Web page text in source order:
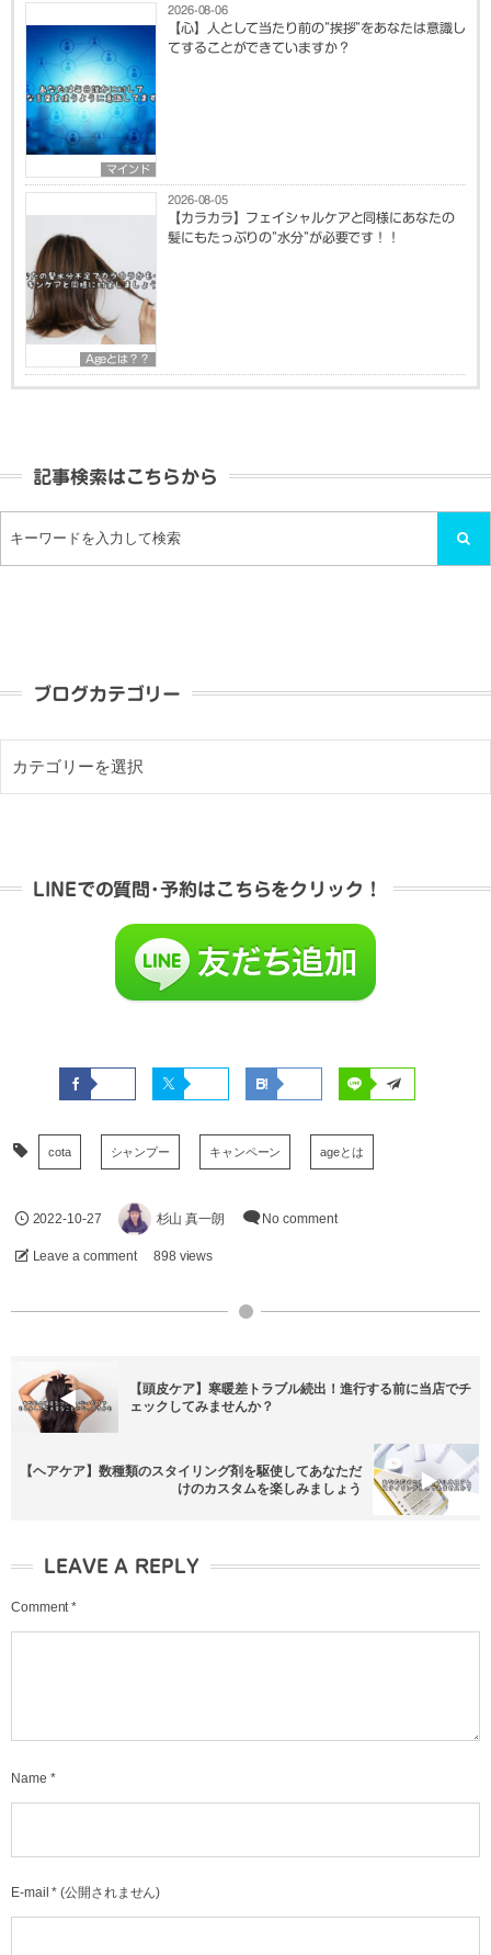
マインド
2026-08-06
【心】人として当たり前の”挨拶”をあなたは意識し
てすることができていますか？
Ageとは？？
2026-08-05
【カラカラ】フェイシャルケアと同様にあなたの
髪にもたっぷりの”水分”が必要です！！
記事検索はこちらから
ブログカテゴリー
LINEでの質問･予約はこちらをクリック！
cota シャンプー キャンペーン ageとは
2022-10-27 杉山 真一朗 No comment
Leave a comment 898 views
【頭皮ケア】寒暖差トラブル続出！進行する前に当店でチ
ェックしてみませんか？
【ヘアケア】数種類のスタイリング剤を駆使してあなただ
けのカスタムを楽しみましょう
LEAVE A REPLY
Comment *
Name *
E-mail * (公開されません)